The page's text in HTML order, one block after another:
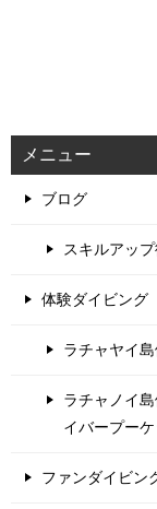
メニュー
ブログ
スキルアッ
体験ダイビング
ラチャヤイ
ラチャノイ
イバープーケ
ファンダイビン